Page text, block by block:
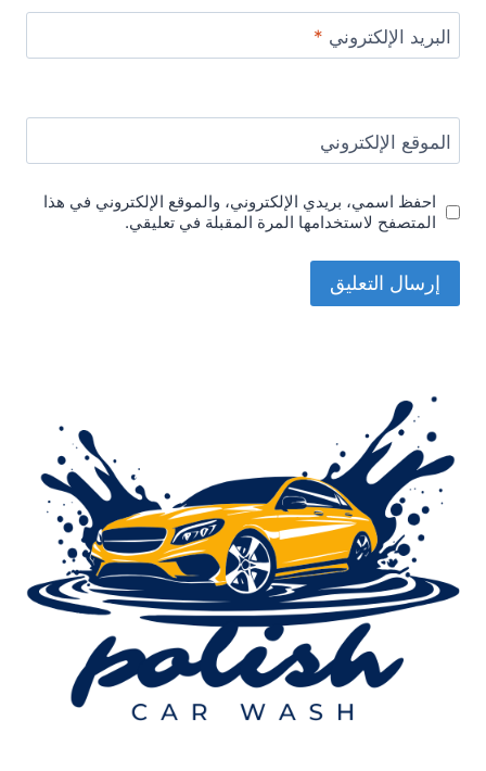
البريد الإلكتروني *
الموقع الإلكتروني
احفظ اسمي، بريدي الإلكتروني، والموقع الإلكتروني في هذا
المتصفح لاستخدامها المرة المقبلة في تعليقي.